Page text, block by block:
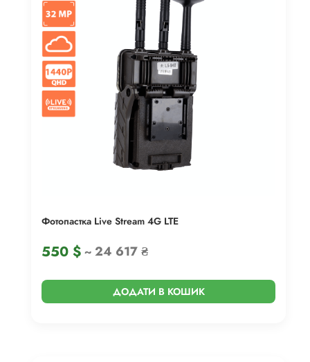
Фотопастка Live Stream 4G LTE
550 $~ 24 617 ₴
ДОДАТИ В КОШИК